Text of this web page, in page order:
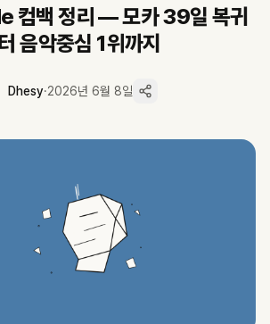
리콘 톱10에 올라 'Magnetic'에 이은 두 번째
90일 쇼츠 173편 평균 약 252만 회로, 롱폼
스 표절 의혹 소송은 진행 중인 사안으로, 판
컴백 정리 — 모카 39일 복귀
음악중심 1위까지
Dhesy·2026년 6월 8일